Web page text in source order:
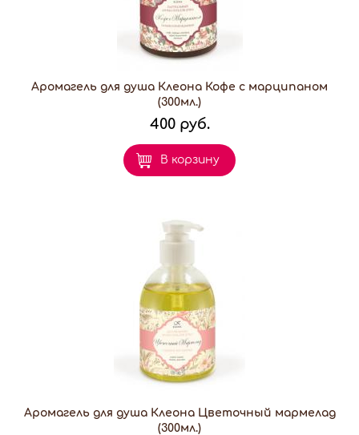
Аромагель для душа Клеона Кофе с марципаном
(300мл.)
400 руб.
В корзину
Аромагель для душа Клеона Цветочный мармелад
(300мл.)